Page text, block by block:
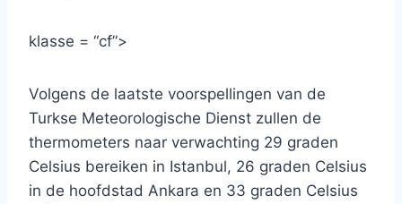
klasse = “cf”>
Volgens de laatste voorspellingen van de
Turkse Meteorologische Dienst zullen de
thermometers naar verwachting 29 graden
Celsius bereiken in Istanbul, 26 graden Celsius
in de hoofdstad Ankara en 33 graden Celsius